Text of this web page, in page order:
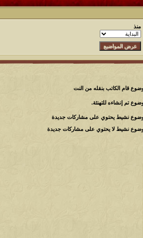
منذ
قام الكاتب بنقله من النت
تم إنشاءه للتهنئة.
نشيط يحتوي على مشاركات جديدة
نشيط لا يحتوي على مشاركات جديدة